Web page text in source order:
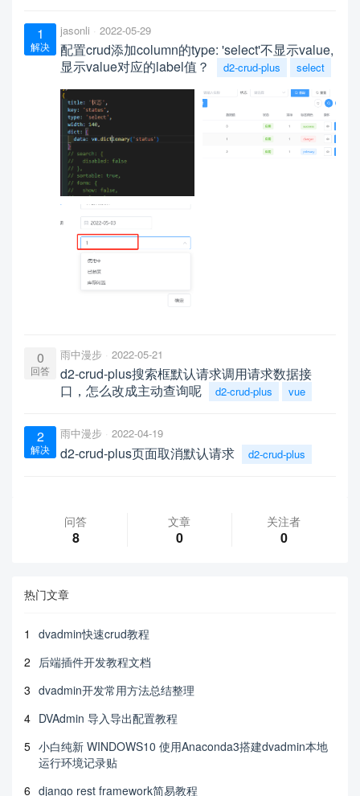
1
解决
jasonli 2022-05-29
配置crud添加column的type: 'select'不显示value,
显示value对应的label值？
d2-crud-plus select
0
回答
雨中漫步 2022-05-21
d2-crud-plus搜索框默认请求调用请求数据接
口，怎么改成主动查询呢
d2-crud-plus vue
2
解决
雨中漫步 2022-04-19
d2-crud-plus页面取消默认请求 d2-crud-plus
问答
8
文章
0
关注者
0
热门文章
1
dvadmin快速crud教程
2
后端插件开发教程文档
3 dvadmin开发常用方法总结整理
4 DVAdmin 导入导出配置教程
5 小白纯新 WINDOWS10 使用Anaconda3搭建dvadmin本地
运行环境记录贴
6 django rest framework简易教程